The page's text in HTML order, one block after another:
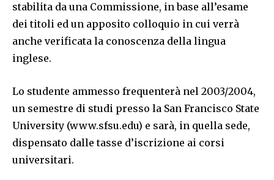
stabilita da una Commissione, in base all’esame
dei titoli ed un apposito colloquio in cui verrà
anche verificata la conoscenza della lingua
inglese.
Lo studente ammesso frequenterà nel 2003/2004,
un semestre di studi presso la San Francisco State
University (www.sfsu.edu) e sarà, in quella sede,
dispensato dalle tasse d’iscrizione ai corsi
universitari.